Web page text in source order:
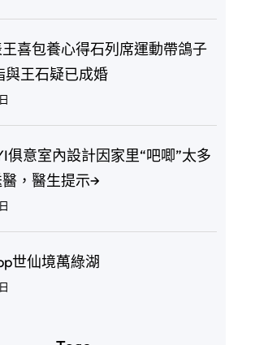
喜包養心得石列席運動帶鴿子
與王石疑已成婚
俱意室內設計因家里“吧唧”太多
，醫生提示→
世仙境萬綠湖